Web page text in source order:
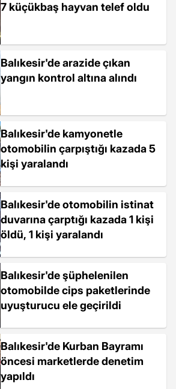
7 küçükbaş hayvan telef oldu
Balıkesir'de arazide çıkan
yangın kontrol altına alındı
Balıkesir'de kamyonetle
otomobilin çarpıştığı kazada 5
kişi yaralandı
Balıkesir'de otomobilin istinat
duvarına çarptığı kazada 1 kişi
öldü, 1 kişi yaralandı
Balıkesir'de şüphelenilen
otomobilde cips paketlerinde
uyuşturucu ele geçirildi
Balıkesir'de Kurban Bayramı
öncesi marketlerde denetim
yapıldı